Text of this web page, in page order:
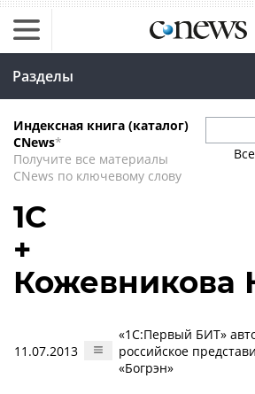
Разделы
Индексная книга (каталог)
CNews*
Получите все материалы
CNews по ключевому слову
1С
+
Кожевникова
11.07.2013
«1С:Первый БИТ»
российское
«Богрэн»